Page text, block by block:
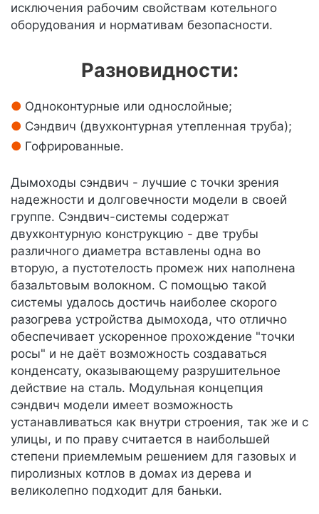
исключения рабочим свойствам котельного
оборудования и нормативам безопасности.
Разновидности:
Одноконтурные или однослойные;
Сэндвич (двухконтурная утепленная труба);
Гофрированные.
Дымоходы сэндвич - лучшие с точки зрения
надежности и долговечности модели в своей
группе. Сэндвич-системы содержат
двухконтурную конструкцию - две трубы
различного диаметра вставлены одна во
вторую, а пустотелость промеж них наполнена
базальтовым волокном. С помощью такой
системы удалось достичь наиболее скорого
разогрева устройства дымохода, что отлично
обеспечивает ускоренное прохождение "точки
росы" и не даёт возможность создаваться
конденсату, оказывающему разрушительное
действие на сталь. Модульная концепция
сэндвич модели имеет возможность
устанавливаться как внутри строения, так же и с
улицы, и по праву считается в наибольшей
степени приемлемым решением для газовых и
пиролизных котлов в домах из дерева и
великолепно подходит для баньки.